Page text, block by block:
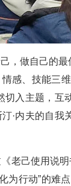
，做自己的
感、技能三
切入主题，互
·内夫的自我
老己使用说
为行动”的难